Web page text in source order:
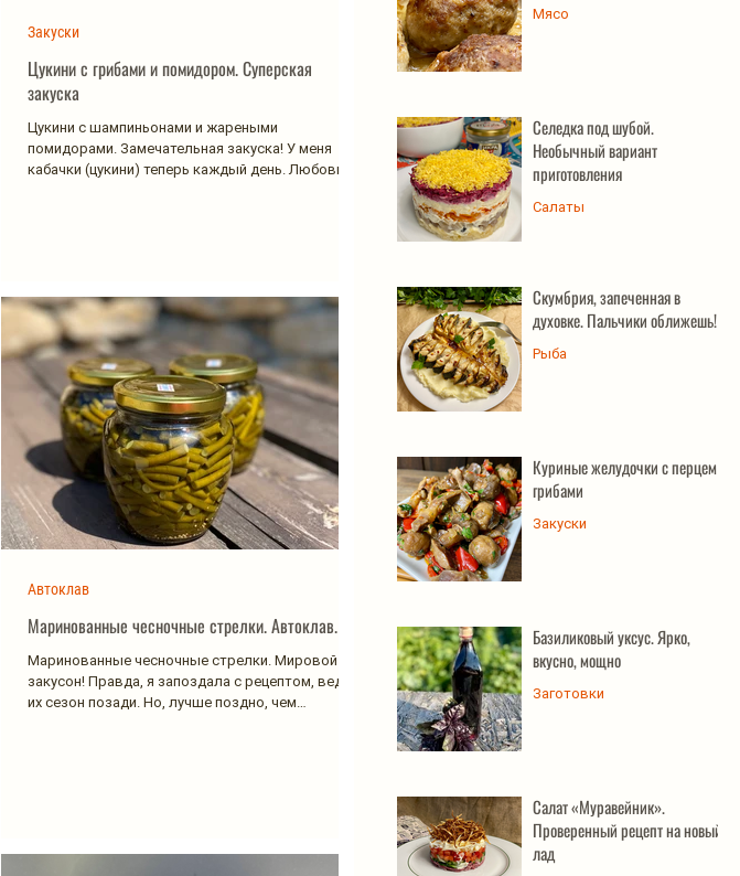
Цукини с грибами и помидором. Суперская
закуска
Цукини с шампиньонами и жареными
помидорами. Замечательная закуска! У меня
кабачки (цукини) теперь каждый день. Любовь к
Закуски
Маринованные чесночные стрелки. Автоклав.
Маринованные чесночные стрелки. Мировой
закусон! Правда, я запоздала с рецептом, ведь
их сезон позади. Но, лучше поздно, чем
Автоклав
Мясо
Селедка под шубой.
Необычный вариант
приготовления
Салаты
Скумбрия, запеченная в
духовке. Пальчики оближешь!
Рыба
Куриные желудочки с перцем и
грибами
Закуски
Базиликовый уксус. Ярко,
вкусно, мощно
Заготовки
Салат «Муравейник».
Проверенный рецепт на новый
лад